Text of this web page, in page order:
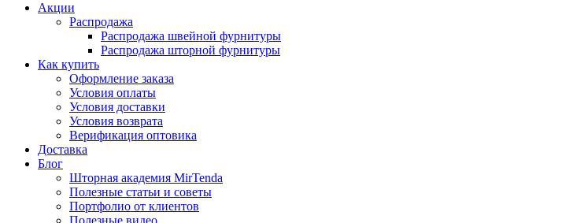
Акции
Распродажа
Распродажа швейной фурнитуры
Распродажа шторной фурнитуры
Как купить
Оформление заказа
Условия оплаты
Условия доставки
Условия возврата
Верификация оптовика
Доставка
Блог
Шторная академия MirTenda
Полезные статьи и советы
Портфолио от клиентов
Полезные видео